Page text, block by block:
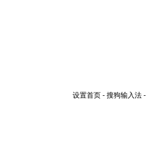
设置首页 - 搜狗输入法 -